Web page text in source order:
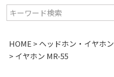
HOME ヘッドホン・イヤホン
イヤホン MR-55